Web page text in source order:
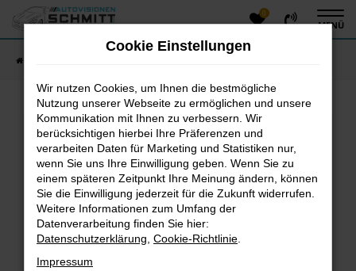
Zum
Hauptinhalt
0
MENÜ
Fehler: Network Error
Beim Laden ist ein Fehler aufgetreten.
Hier sind ein paar Tipps, die dir helfen können:
Überprüfe deine Firewall und deine
Internetverbindung.
Laden andere Webseiten, zum Beispiel deine
Suchmaschine?
Cookie Einstellungen
Wir nutzen Cookies, um Ihnen die bestmögliche
Nutzung unserer Webseite zu ermöglichen und unsere
Kommunikation mit Ihnen zu verbessern. Wir
berücksichtigen hierbei Ihre Präferenzen und
verarbeiten Daten für Marketing und Statistiken nur,
wenn Sie uns Ihre Einwilligung geben. Wenn Sie zu
einem späteren Zeitpunkt Ihre Meinung ändern, können
Sie die Einwilligung jederzeit für die Zukunft widerrufen.
Weitere Informationen zum Umfang der
Datenverarbeitung finden Sie hier:
Datenschutzerklärung Cookie-Richtlinie
Impressum